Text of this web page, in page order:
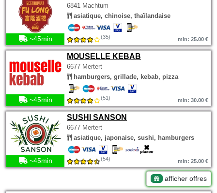
6841 Machtum
asiatique, chinoise, thaïlandaise
~45min (35) min: 25.00 €
MOUSELLE KEBAB
6677 Mertert
hamburgers, grillade, kebab, pizza
~45min (51) min: 30.00 €
SUSHI SANSON
6677 Mertert
asiatique, japonaise, sushi, hamburgers
~45min (54) min: 25.00 €
afficher offres